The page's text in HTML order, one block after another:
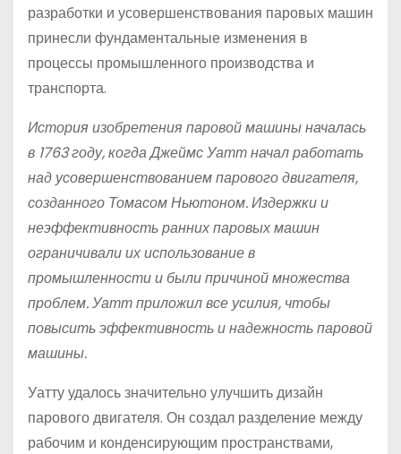
разработки и усовершенствования паровых машин
принесли фундаментальные изменения в
процессы промышленного производства и
транспорта.
История изобретения паровой машины началась
в 1763 году, когда Джеймс Уатт начал работать
над усовершенствованием парового двигателя,
созданного Томасом Ньютоном. Издержки и
неэффективность ранних паровых машин
ограничивали их использование в
промышленности и были причиной множества
проблем. Уатт приложил все усилия, чтобы
повысить эффективность и надежность паровой
машины.
Уатту удалось значительно улучшить дизайн
парового двигателя. Он создал разделение между
рабочим и конденсирующим пространствами,